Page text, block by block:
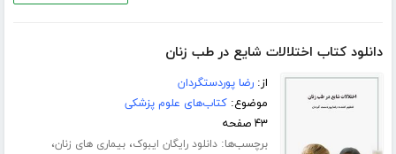
دانلود کتاب اختلالات شایع در طب زنان
از:رضا پوردستگردان
موضوع:کتاب‌های علوم پزشکی
۴۳ صفحه
برچسب‌ها:دانلود رایگان ایبوک،بیماری های زنان،